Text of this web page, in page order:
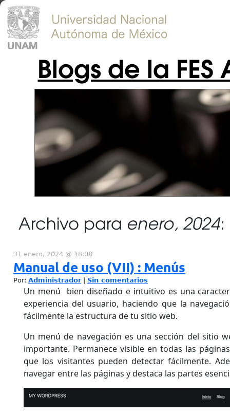
Blogs de la
Archivo para enero, 2024:
31 enero, 2024 @ 18:08
Manual de uso (VII) : Menús
Por: Administrador| Sin comentarios
Un menú bien diseñado e intuitivo es una
experiencia del usuario, haciendo que la
fácilmente la estructura de tu sitio web.
Un menú de navegación es una sección del sitio
importante. Permanece visible en todas las
que los visitantes pueden detectar fácilmente.
navegar entre las páginas y destaca las partes